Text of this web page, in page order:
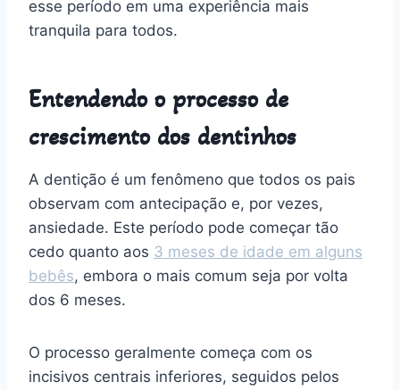
esse período em uma experiência mais
tranquila para todos.
Entendendo o processo de
crescimento dos dentinhos
A dentição é um fenômeno que todos os pais
observam com antecipação e, por vezes,
ansiedade. Este período pode começar tão
cedo quanto aos 3 meses de idade em alguns
bebês, embora o mais comum seja por volta
dos 6 meses.
O processo geralmente começa com os
incisivos centrais inferiores, seguidos pelos